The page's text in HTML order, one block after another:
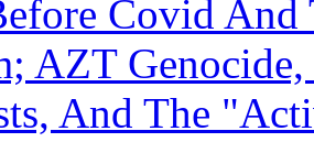
Covid
AZT
And The